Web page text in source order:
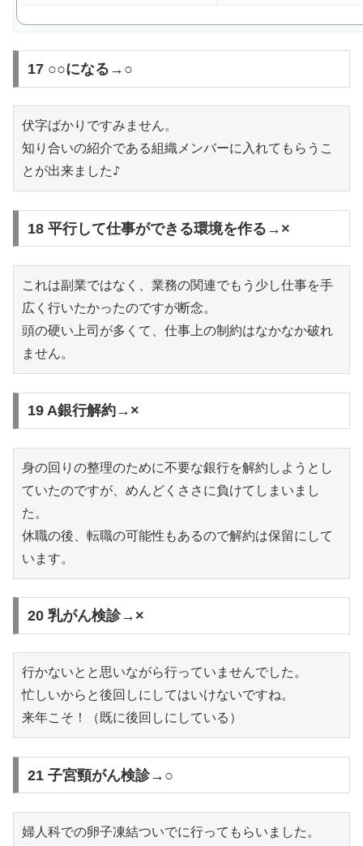
17 ○○になる→○
伏字ばかりですみません。
知り合いの紹介である組織メンバーに入れてもらうこ
とが出来ました♪
18 平行して仕事ができる環境を作る→×
これは副業ではなく、業務の関連でもう少し仕事を手
広く行いたかったのですが断念。
頭の硬い上司が多くて、仕事上の制約はなかなか破れ
ません。
19 A銀行解約→×
身の回りの整理のために不要な銀行を解約しようとし
ていたのですが、めんどくささに負けてしまいまし
た。
休職の後、転職の可能性もあるので解約は保留にして
います。
20 乳がん検診→×
行かないとと思いながら行っていませんでした。
忙しいからと後回しにしてはいけないですね。
来年こそ！（既に後回しにしている）
21 子宮頸がん検診→○
婦人科での卵子凍結ついでに行ってもらいました。